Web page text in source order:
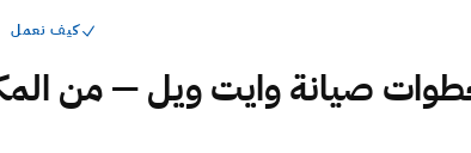
كيف نعمل
صيانة وايت ويل — من